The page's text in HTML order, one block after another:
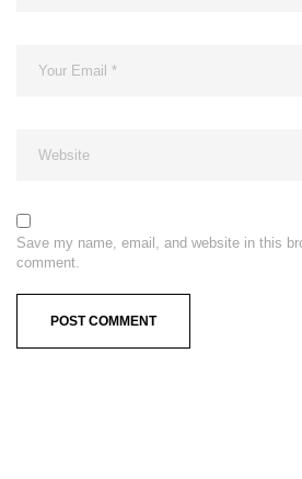
Save my name, email, and website in this
comment.